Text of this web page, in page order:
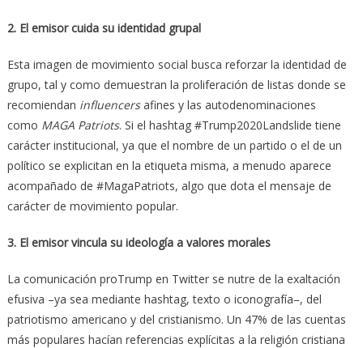
2. El emisor cuida su identidad grupal
Esta imagen de movimiento social busca reforzar la identidad de
grupo, tal y como demuestran la proliferación de listas donde se
recomiendan influencersafines y las autodenominaciones
como MAGA Patriots. Si el hashtag #Trump2020Landslide tiene
carácter institucional, ya que el nombre de un partido o el de un
político se explicitan en la etiqueta misma, a menudo aparece
acompañado de #MagaPatriots, algo que dota el mensaje de
carácter de movimiento popular.
3. El emisor vincula su ideología a valores morales
La comunicación proTrump en Twitter se nutre de la exaltación
efusiva –ya sea mediante hashtag, texto o iconografía–, del
patriotismo americano y del cristianismo. Un 47% de las cuentas
más populares hacían referencias explícitas a la religión cristiana